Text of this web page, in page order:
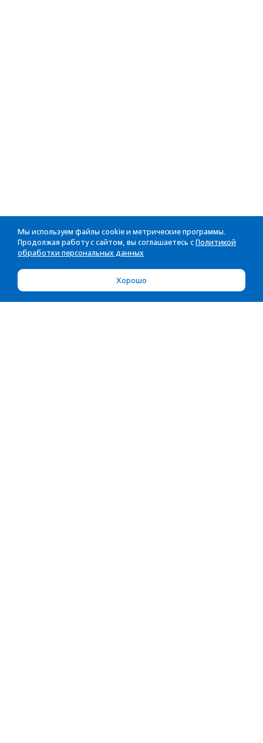
Мы используем файлы cookie и метрические программы.
Продолжая работу с сайтом, вы соглашаетесь с Политикой
обработки персональных данных
Хорошо